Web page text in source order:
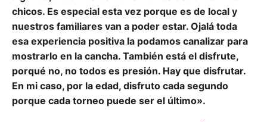
chicos. Es especial esta vez porque es de local y
nuestros familiares van a poder estar. Ojalá toda
esa experiencia positiva la podamos canalizar para
mostrarlo en la cancha. También está el disfrute,
porqué no, no todos es presión. Hay que disfrutar.
En mi caso, por la edad, disfruto cada segundo
porque cada torneo puede ser el último».